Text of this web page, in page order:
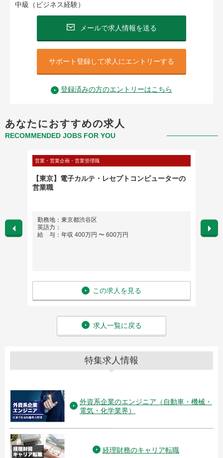
中級（ビジネス経験）
メールで求人情報を送る
サポート登録して求人にエントリーする
登録済みの方のエントリーはこちら
あなたにおすすめの求人
RECOMMENDED JOBS FOR YOU
営業・営業企画・営業管理職
【東京】電子カルテ・レセプトコンピューターの
営業職
勤務地：東京都渋谷区
英語力：
給 与：年収 400万円 〜 600万円
この求人を見る
勤務
英語
給
求人一覧に戻る
特集求人情報
外資系企業のエンジニア（自動車・機械・
電気・化学業界）
経理財務のキャリア転職